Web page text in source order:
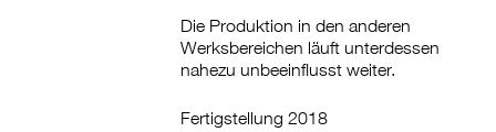
Die Produktion in den anderen
Werksbereichen läuft unterdessen
nahezu unbeeinflusst weiter.
Fertigstellung 2018